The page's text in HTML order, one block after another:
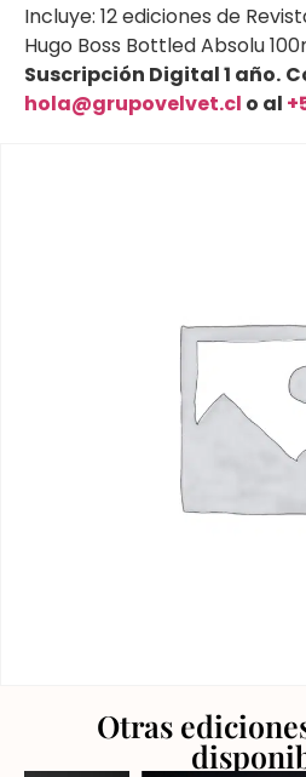
Incluye: 12 ediciones de
Hugo Boss Bottled Absolu
Suscripción Digital 1 año.
hola@grupovelvet.cl o al
Otras